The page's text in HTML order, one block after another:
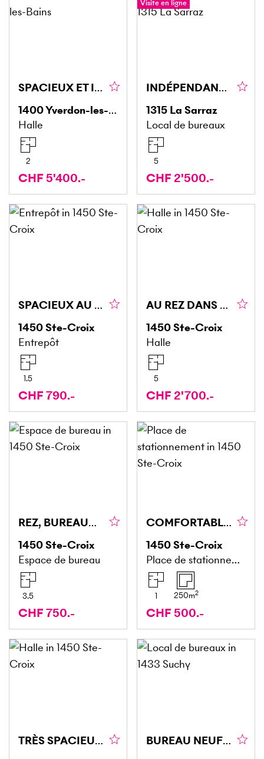
SPACIEUX ET IDÉALEMENT SITUÉ
1400Yverdon-les-Bains
Halle
2
CHF 5'400.-
Visite en ligne
INDÉPENDANTS, STRATÉGIQUES ET BIEN SITUÉS !
1315 La Sarraz
Local de bureaux
5
CHF 2'500.-
SPACIEUX AU REZ ET POTENTIEL, PARKING INCLUS (3)
1450Ste-Croix
Entrepôt
1.5
CHF 790.-
AU REZ DANS UNE SITUATION STRATÉGIQUE (5)
1450Ste-Croix
Halle
5
CHF 2'700.-
REZ, BUREAUX ET RÉCEPTION (6)
1450Ste-Croix
Espace de bureau
3.5
CHF 750.-
COMFORTABLE ET POLYVALENT (1)
1450Ste-Croix
Place de stationnement
1 250m2
CHF 500.-
TRÈS SPACIEUX ET PRATIQUE (4)
BUREAU NEUF ET MODERNE !